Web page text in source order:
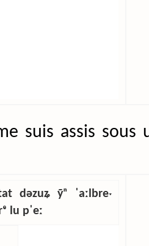
suis assis
dəzuʑ ỹⁿ ˈaːlbreˑ
lu pˈeː